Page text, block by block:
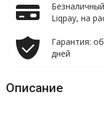
Liqpay, на
Гарантия:
дней
Описание